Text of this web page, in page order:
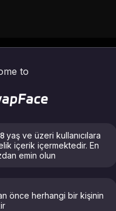
to
yaş ve üzeri kullanıcılara
içerik içermektedir. En
emin olun
önce herhangi bir kişinin
makine